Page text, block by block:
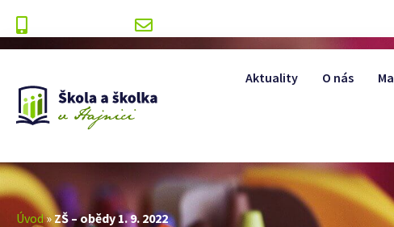
Aktuality O nás
Úvod» ZŠ – obědy 1. 9. 2022